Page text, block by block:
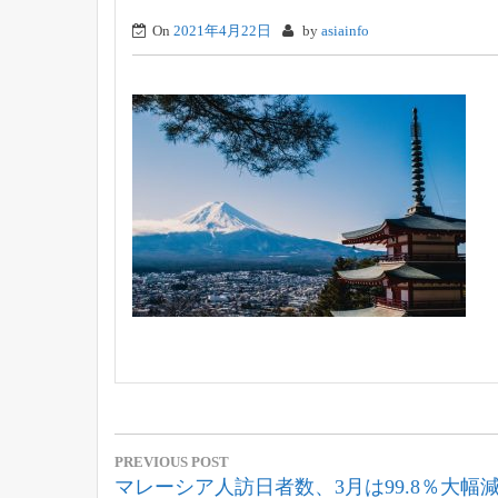
On 2021年4月22日 by asiainfo
投
PREVIOUS POST
Previous
マレーシア人訪日者数、3月は99.8％大幅